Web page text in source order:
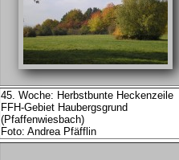
45. Woche: Herbstbunte Heckenzeile
FFH-Gebiet Haubergsgrund
(Pfaffenwiesbach)
Foto: Andrea Pfäfflin